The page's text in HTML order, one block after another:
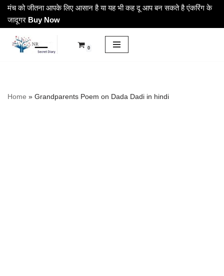
Skip
content
मंच को जीतना आपके लिए आसान है या यह भी कह दू आप बन सकते है एंकरिंग के
जादूगर Buy Now
0
Home » Grandparents Poem on Dada Dadi in hindi